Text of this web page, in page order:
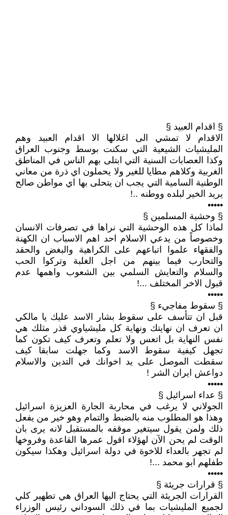
§ اقدام العبيد §
الاقدام لا تمشي الى اغلالها الا اقدام العبيد وهم
المليشيات الشيعية التي سكنت بوسط وجنوب العراق
وكذا العصابات السنية التي ابتلى بهم الناس في المناطق
الغربية وكلاهم مطايا للغير ولا يحملون اي ذرة من معاني
الوطنية السامية التي يجب ان يتحلى بها اي مواطن صالح
يريد الخير لبلده ووطنه ..!
•••••
§ وحشية المسلمين §
لماذا كل هذه الوحشية التي نراها في تصرفات الانسان
وخصوصاً من يدعي الاسلام احد اهم الاسباب ان الكهنة
والفقهاء علموا اتباعهم على الكراهية والبغض والحقد
والتحارب فيما بينهم من اجل الغلبة وتركوا الحب
والسلام والتعايش السلمي بين الشعوب واهمها عدم
قبول الاخر المختلف ...!
•••••
§ سقوط مفاجيء §
قبل ان تتأسف على سقوط بشار الاسد عليك يا مالكي
ان تعرف ان نهايتك ونهاية كل مليشياوي قذر مثلك هي
نفس النهاية بل اتعس ولا تعلم وتعرف كيف تكون كما
تجهل كيفية سقوط الاسد وكما جهلت سابقا كيف
سقطت الموصل على يد اخوانك في التدين والاسلام
دواعش ايران الشر !
•••••
§ عداء اسرائيل §
الجولاني لا يرغب في محاربة الجارة العزيزة اسرائيل
وهذا هو المطلوب منه بالضبط والتمام وهو خير من يفعل
ذلك ولمن يقول سيتغير موقفه بالمستقبل لانه يرى بان
الوقت لم يحن الآن لهؤلاء اقول عمرها القاعدة وفروخها
لم تجهر بالعداء للاخوة في دولة اسرائيل وهكذا سيكون
طفلهم ابو محمد ...!
•••••
§ قرارات جريئة §
القرارات الجريئة التي يحتاج اليها العراق هي تطهير كلي
لجميع المليشيات بما في ذلك السوداني رئيس الوزراء